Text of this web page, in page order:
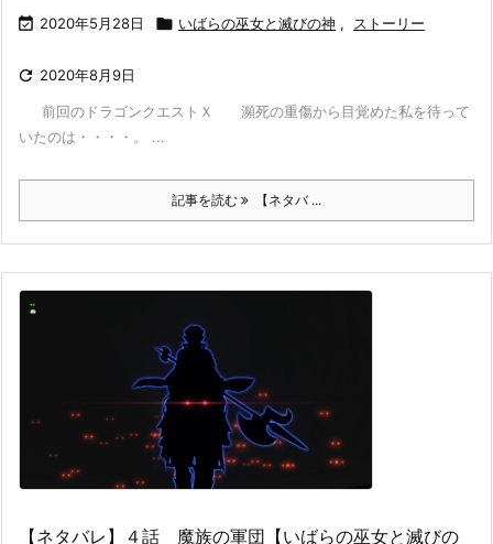
 2020年5月28日  いばらの巫女と滅びの神 , ストーリー
 2020年8月9日
前回のドラゴンクエストＸ 瀕死の重傷から目覚めた私を待って
いたのは・・・・。 ...
記事を読む 【ネタバ ...
【ネタバレ】４話 魔族の軍団【いばらの巫女と滅びの